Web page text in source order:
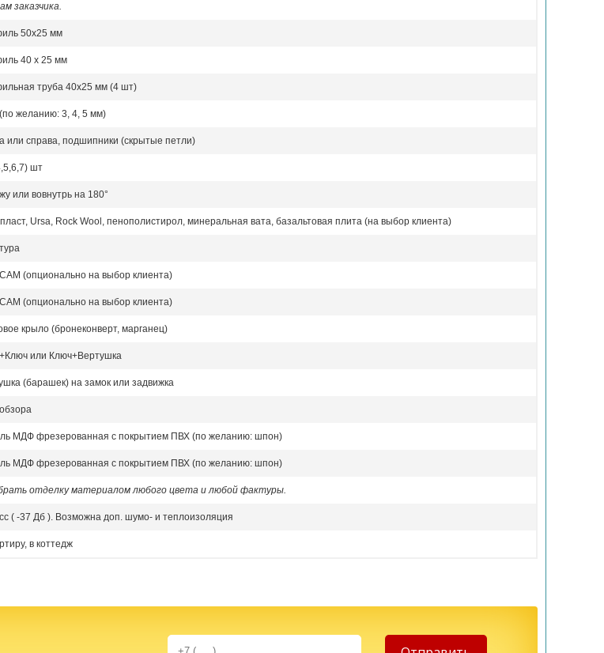
заказчика.
50x25 мм
40 x 25 мм
труба 40х25 мм (4 шт)
желанию: 3, 4, 5 мм)
или справа, подшипники (скрытые петли)
шт
или вовнутрь на 180°
Ursa, Rock Wool, пенополистирол, минеральная вата, базальтовая плита (на выбор клиента)
(опционально на выбор клиента)
(опционально на выбор клиента)
крыло (бронеконверт, марганец)
или Ключ+Вертушка
(барашек) на замок или задвижка
МДФ фрезерованная с покрытием ПВХ (по желанию: шпон)
МДФ фрезерованная с покрытием ПВХ (по желанию: шпон)
отделку материалом любого цвета и любой фактуры.
( -37 Дб ). Возможна доп. шумо- и теплоизоляция
в коттедж